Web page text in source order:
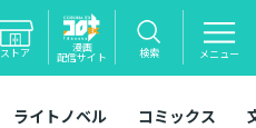
ストア 漫画
配信サイト 検索 メニュー
ライトノベル コミックス